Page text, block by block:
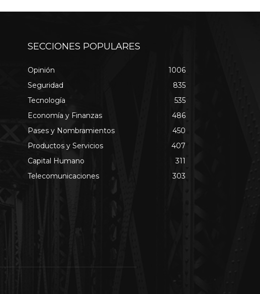
SECCIONES POPULARES
Opinión
1006
Seguridad
835
Tecnología
535
Economía y Finanzas
486
Pases y Nombramientos
450
Productos y Servicios
407
Capital Humano
311
Telecomunicaciones
303